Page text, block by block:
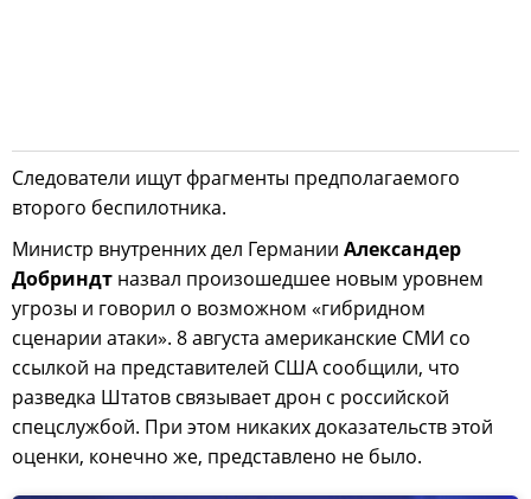
Следователи ищут фрагменты предполагаемого
второго беспилотника.
Министр внутренних дел Германии Александер
Добриндт назвал произошедшее новым уровнем
угрозы и говорил о возможном «гибридном
сценарии атаки». 8 августа американские СМИ со
ссылкой на представителей США сообщили, что
разведка Штатов связывает дрон с российской
спецслужбой. При этом никаких доказательств этой
оценки, конечно же, представлено не было.